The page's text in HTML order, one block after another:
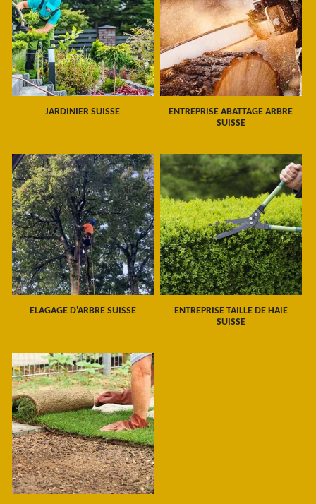
JARDINIER SUISSE
ENTREPRISE ABATTAGE ARBRE
SUISSE
ELAGAGE D'ARBRE SUISSE
ENTREPRISE TAILLE DE HAIE
SUISSE